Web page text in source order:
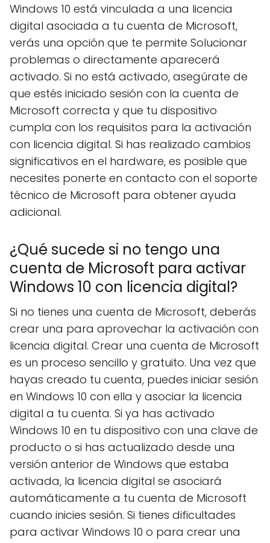
Windows 10 está vinculada a una licencia
digital asociada a tu cuenta de Microsoft,
verás una opción que te permite Solucionar
problemas o directamente aparecerá
activado. Si no está activado, asegúrate de
que estés iniciado sesión con la cuenta de
Microsoft correcta y que tu dispositivo
cumpla con los requisitos para la activación
con licencia digital. Si has realizado cambios
significativos en el hardware, es posible que
necesites ponerte en contacto con el soporte
técnico de Microsoft para obtener ayuda
adicional.
¿Qué sucede si no tengo una
cuenta de Microsoft para activar
Windows 10 con licencia digital?
Si no tienes una cuenta de Microsoft, deberás
crear una para aprovechar la activación con
licencia digital. Crear una cuenta de Microsoft
es un proceso sencillo y gratuito. Una vez que
hayas creado tu cuenta, puedes iniciar sesión
en Windows 10 con ella y asociar la licencia
digital a tu cuenta. Si ya has activado
Windows 10 en tu dispositivo con una clave de
producto o si has actualizado desde una
versión anterior de Windows que estaba
activada, la licencia digital se asociará
automáticamente a tu cuenta de Microsoft
cuando inicies sesión. Si tienes dificultades
para activar Windows 10 o para crear una